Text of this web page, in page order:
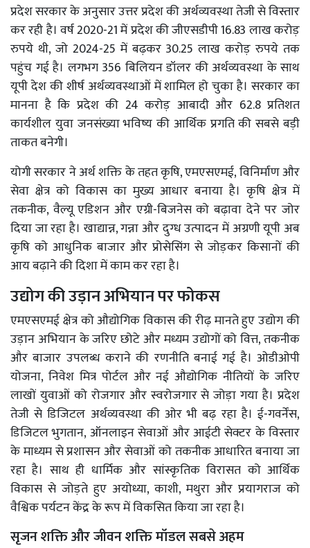
प्रदेश सरकार के अनुसार उत्तर प्रदेश की अर्थव्यवस्था तेजी से विस्तार
कर रही है। वर्ष 2020-21 में प्रदेश की जीएसडीपी 16.83 लाख करोड़
रुपये थी, जो 2024-25 में बढ़कर 30.25 लाख करोड़ रुपये तक
पहुंच गई है। लगभग 356 बिलियन डॉलर की अर्थव्यवस्था के साथ
यूपी देश की शीर्ष अर्थव्यवस्थाओं में शामिल हो चुका है। सरकार का
मानना है कि प्रदेश की 24 करोड़ आबादी और 62.8 प्रतिशत
कार्यशील युवा जनसंख्या भविष्य की आर्थिक प्रगति की सबसे बड़ी
ताकत बनेगी।
योगी सरकार ने अर्थ शक्ति के तहत कृषि, एमएसएमई, विनिर्माण और
सेवा क्षेत्र को विकास का मुख्य आधार बनाया है। कृषि क्षेत्र में
तकनीक, वैल्यू एडिशन और एग्री-बिजनेस को बढ़ावा देने पर जोर
दिया जा रहा है। खाद्यान्न, गन्ना और दुग्ध उत्पादन में अग्रणी यूपी अब
कृषि को आधुनिक बाजार और प्रोसेसिंग से जोड़कर किसानों की
आय बढ़ाने की दिशा में काम कर रहा है।
उद्योग की उड़ान अभियान पर फोकस
एमएसएमई क्षेत्र को औद्योगिक विकास की रीढ़ मानते हुए उद्योग की
उड़ान अभियान के जरिए छोटे और मध्यम उद्योगों को वित्त, तकनीक
और बाजार उपलब्ध कराने की रणनीति बनाई गई है। ओडीओपी
योजना, निवेश मित्र पोर्टल और नई औद्योगिक नीतियों के जरिए
लाखों युवाओं को रोजगार और स्वरोजगार से जोड़ा गया है। प्रदेश
तेजी से डिजिटल अर्थव्यवस्था की ओर भी बढ़ रहा है। ई-गवर्नेंस,
डिजिटल भुगतान, ऑनलाइन सेवाओं और आईटी सेक्टर के विस्तार
के माध्यम से प्रशासन और सेवाओं को तकनीक आधारित बनाया जा
रहा है। साथ ही धार्मिक और सांस्कृतिक विरासत को आर्थिक
विकास से जोड़ते हुए अयोध्या, काशी, मथुरा और प्रयागराज को
वैश्विक पर्यटन केंद्र के रूप में विकसित किया जा रहा है।
सृजन शक्ति और जीवन शक्ति मॉडल सबसे अहम